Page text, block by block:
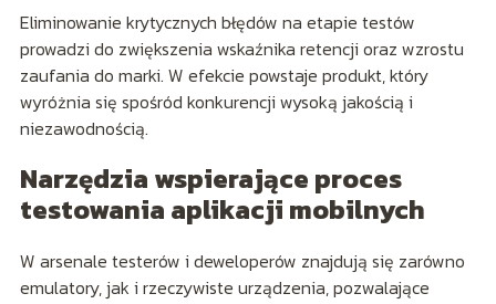
Eliminowanie krytycznych błędów na etapie testów
prowadzi do zwiększenia wskaźnika retencji oraz wzrostu
zaufania do marki. W efekcie powstaje produkt, który
wyróżnia się spośród konkurencji wysoką jakością i
niezawodnością.
Narzędzia wspierające proces
testowania aplikacji mobilnych
W arsenale testerów i deweloperów znajdują się zarówno
emulatory, jak i rzeczywiste urządzenia, pozwalające